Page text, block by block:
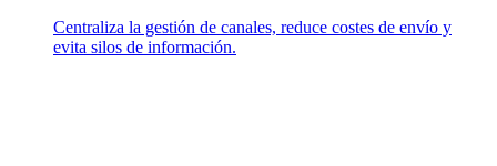
Centraliza la gestión de canales, reduce costes de envío y
evita silos de información.